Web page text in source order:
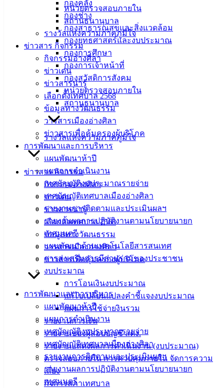
หน่วยตรวจสอบภายใน
สถานธนานุบาล
รางวัลแห่งความภาคภูมิใจ
ข่าวสาร กิจกรรม
กิจกรรมอ่างศิลา
ข่าวเด่น
ข่าวสารน่ารู้
เลือกตั้งเทศบาล 2568
ข้อมูลทางวัฒนธรรม
วารสารเมืองอ่างศิลา
ข่าวสารเพื่อคุ้มครองผู้บริโภค
การพัฒนาและการบริหาร
แผนพัฒนาห้าปี
แผนการดำเนินงาน
เทศบัญญัติงบประมาณรายจ่าย
เทศบัญญัติเทศบาลเมืองอ่างศิลา
รายงานการติดตามและประเมินผลฯ
รายงานผลการปฏิบัติงานตามนโยบายนายก
เทศมนตรี
แผนพัฒนาด้านเทคโนโลยีสารสนเทศ
การส่งเสริมการมีส่วนร่วมของประชาชน
งบประมาณ
การโอนเงินงบประมาณ
แก้ไขเปลี่ยนแปลงคำชี้แจงงบประมาณ
แผนการใช้จ่ายงินรวม
รายงานการเงิน
รายงานของผู้สอบบัญชี สตง.
รายงานแสดงผลการดำเนินงาน (งบประมาณ)
ตรวจสอบภายใน การควบคุมภายใน จัดการความ
เสี่ยง
กิจการสภาเทศบาล
กองคลัง
กองช่าง
กองสาธารณสุขและสิ่งแวดล้อม
กองยุทธศาสตร์และงบประมาณ
กองการศึกษา
กองการเจ้าหน้าที่
กองสวัสดิการสังคม
หน่วยตรวจสอบภายใน
สถานธนานุบาล
รางวัลแห่งความภาคภูมิใจ
ข่าวสาร กิจกรรม
กิจกรรมอ่างศิลา
ข่าวเด่น
ข่าวสารน่ารู้
เลือกตั้งเทศบาล 2568
ข้อมูลทางวัฒนธรรม
วารสารเมืองอ่างศิลา
ข่าวสารเพื่อคุ้มครองผู้บริโภค
การพัฒนาและการบริหาร
แผนพัฒนาห้าปี
แผนการดำเนินงาน
เทศบัญญัติงบประมาณรายจ่าย
เทศบัญญัติเทศบาลเมืองอ่างศิลา
รายงานการติดตามและประเมินผลฯ
รายงานผลการปฏิบัติงานตามนโยบายนายก
เทศมนตรี
วันที่ 22 กันยายน 2564 เวลา 11.00 น. นายวินัย พ้นภัยพาล นายก
เทศมนตรีเมืองอ่างศิลา นายพงษ์พันธ์ เกิดอ้น รองนายก
เทศมนตรีเมืองอ่างศิลา นายอภิชาติ เจริญผล และนายภูริวัฒน์
เสมอวงษ์ สมาชิกสภาองค์การบริหารส่วนจังหวัดชลบุรี รับมอบ
น้ำดื่มเพื่อไว้สำหรับบริการประชาชนที่เข้ารับวัคซีนซิโนฟาร์ม
ณ อาคารอเนกประสงค์เทศบาลเมืองอ่างศิลา จากหน่วยงาน
1. บริษัทวิริยะประกันภัย จำกัด สาขาชลบุรี จำนวน 1,200 ขวด
2. ธนาคารกรุงไทย จำนวน 5,000 ขวด
3. จากวิทยาลัยเทคโนโลยีทางทะเลแห่งเอเชีย จำนวน 100 แพ็ค
เทศบาล
เมืองอ่าง
สำนักงาน
เทศบาลเมือง
อ่างศิลา 90/338
ม.3 ต.เสม็ด
อ.เมือง จ.ชลบุรี